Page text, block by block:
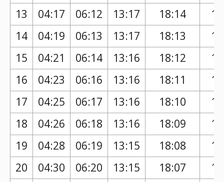
13 04:17 06:12 13:17 18:14
14
04:19 06:13 13:17 18:13
15
04:21 06:14 13:16 18:12
16
04:23 06:16 13:16 18:11
17
04:25 06:17 13:16 18:10
18
04:26 06:18 13:16 18:09
19
04:28 06:19 13:15 18:08
20
04:30 06:20 13:15 18:07